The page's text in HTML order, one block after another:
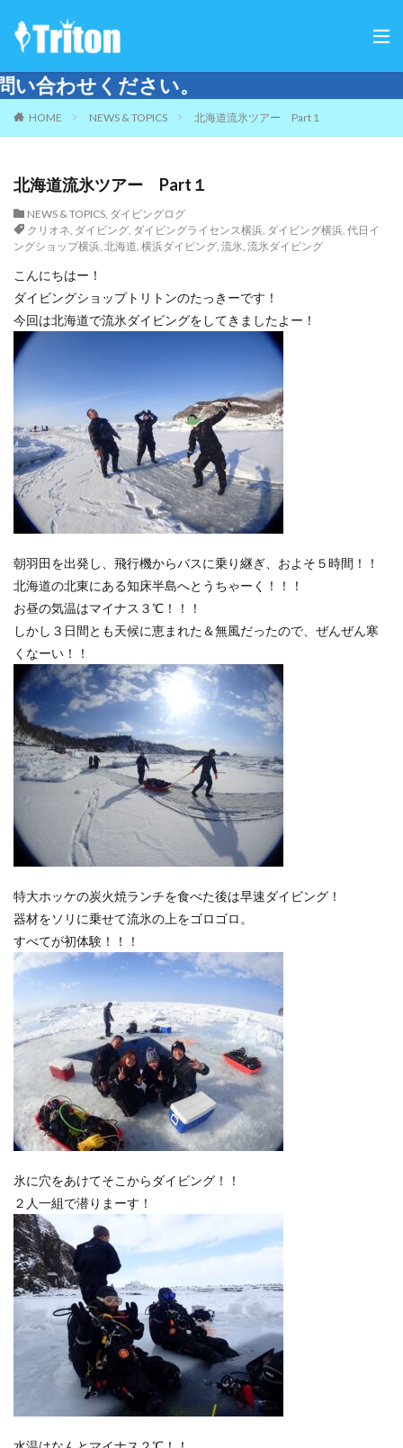
HOME NEWS & TOPICS 北海道流氷ツアー Part１
北海道流氷ツアー Part１
NEWS & TOPICS, ダイビングログ
クリオネ, ダイビング, ダイビングライセンス横浜, ダイビング横浜, 代日イ
ングショップ横浜, 北海道, 横浜ダイビング, 流氷, 流氷ダイビング
こんにちはー！
ダイビングショップトリトンのたっきーです！
今回は北海道で流氷ダイビングをしてきましたよー！
朝羽田を出発し、飛行機からバスに乗り継ぎ、およそ５時間！！
北海道の北東にある知床半島へとうちゃーく！！！
お昼の気温はマイナス３℃！！！
しかし３日間とも天候に恵まれた＆無風だったので、ぜんぜん寒
くなーい！！
特大ホッケの炭火焼ランチを食べた後は早速ダイビング！
器材をソリに乗せて流氷の上をゴロゴロ。
すべてが初体験！！！
氷に穴をあけてそこからダイビング！！
２人一組で潜りまーす！